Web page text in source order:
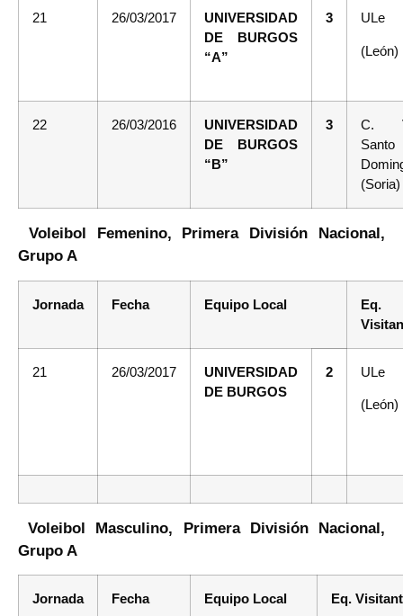
21 26/03/2017
UNIVERSIDAD
DE BURGOS
“A”
3 ULe
(León)
22 26/03/2016
UNIVERSIDAD
DE BURGOS
“B”
3
C.
Santo
(Soria)
Voleibol Femenino, Primera División Nacional,
Grupo A
Jornada Fecha Equipo Local
Eq.
21 26/03/2017
UNIVERSIDAD
DE BURGOS
2 ULe
(León)
Voleibol Masculino, Primera División Nacional,
Grupo A
Jornada Fecha Equipo Local Eq.